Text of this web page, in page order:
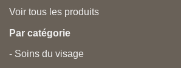
Voir tous les produits
Par catégorie
- Soins du visage